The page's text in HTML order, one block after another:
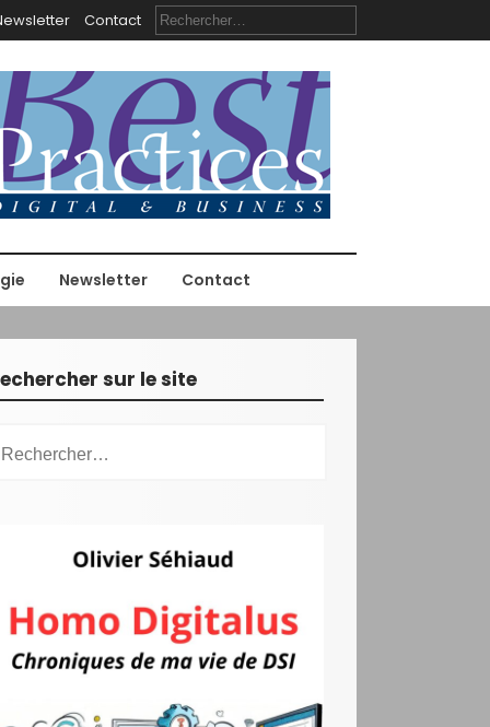
Contact
R
e
h
r
c
h
e
Newsletter Contact
sur le site